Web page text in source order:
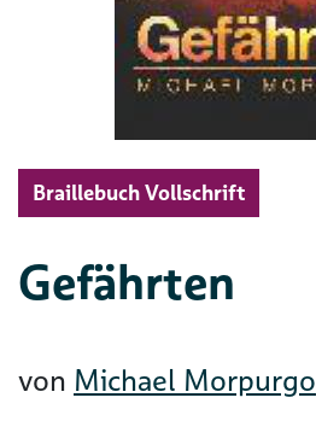
Braillebuch Vollschrift
Gefährten
von Michael Morpurgo